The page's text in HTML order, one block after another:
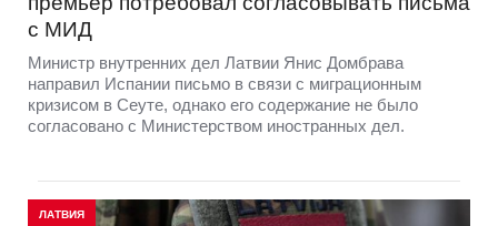
с МИД
Министр внутренних дел Латвии Янис Домбрава
направил Испании письмо в связи с миграционным
кризисом в Сеуте, однако его содержание не было
согласовано с Министерством иностранных дел.
ЛАТВИЯ